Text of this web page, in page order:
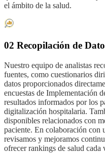
el ámbito de la salud.
02 Recopilación de
Nuestro equipo de analistas
fuentes, como cuestionarios
datos proporcionados
encuestas de Implementación
resultados informados por los
digitalización hospitalaria.
disponibles relacionados con
paciente. En colaboración con
revisamos y mejoramos
ofrecer rankings de salud cada